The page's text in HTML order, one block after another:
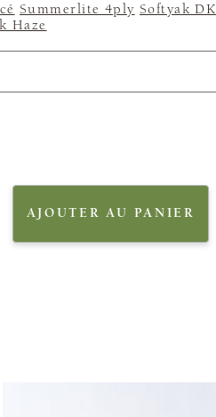
Summerlite 4ply Softyak DK
Haze
AJOUTER AU PANIER